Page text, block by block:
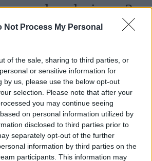
Not Process My Personal
of the sale, sharing to third parties, or
or sensitive information for
by us, please use the below opt-out
selection. Please note that after your
you may continue seeing
on personal information utilized by
disclosed to third parties prior to
separately opt-out of the further
information by third parties on the
participants. This information may
per la colazione: 3
all'olio extravergine di oliva
bundt cake.